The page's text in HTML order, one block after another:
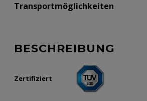
Transportmöglichkeiten
BESCHREIBUNG
Zertifiziert